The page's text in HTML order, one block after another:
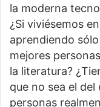
la moderna
¿Si viviésemos
aprendiendo
mejores
la literatura?
que no sea el
personas